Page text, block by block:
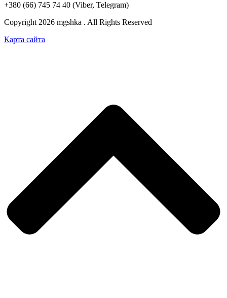
+380 (66) 745 74 40 (Viber, Telegram)
Copyright 2026 mgshka . All Rights Reserved
Карта сайта